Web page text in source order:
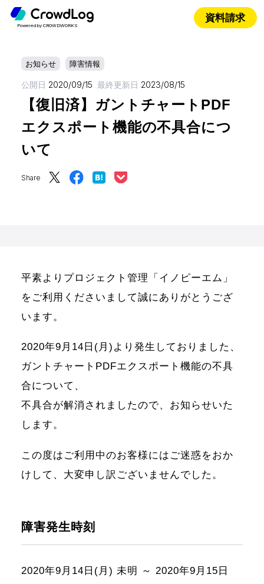
Powered by CROWDWORKS
資料請求
お知らせ 障害情報
公開日 2020/09/15 最終更新日 2023/08/15
【復旧済】ガントチャートPDF
エクスポート機能の不具合につ
いて
Share
平素よりプロジェクト管理「イノピーエム」
をご利用くださいまして誠にありがとうござ
います。
2020年9月14日(月)より発生しておりました、
ガントチャートPDFエクスポート機能の不具
合について、
不具合が解消されましたので、お知らせいた
します。
この度はご利用中のお客様にはご迷惑をおか
けして、大変申し訳ございませんでした。
障害発生時刻
2020年9月14日(月) 未明 ～ 2020年9月15日